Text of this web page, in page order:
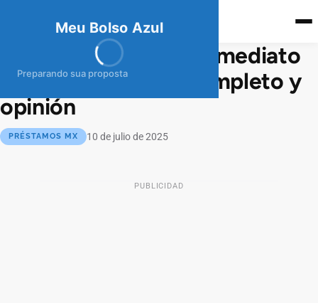
Meu Bolso Azul
Preparando sua proposta
meubolso Azul
Préstamo Personal Inmediato
de BBVA: Análisis completo y
opinión
PRÉSTAMOS MX 10 de julio de 2025
PUBLICIDAD